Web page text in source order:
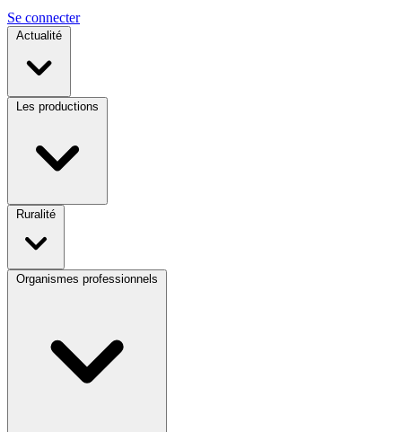
Se connecter
Actualité
Les productions
Ruralité
Organismes professionnels